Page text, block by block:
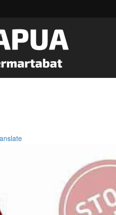
Persoalan Sengketa Tanah